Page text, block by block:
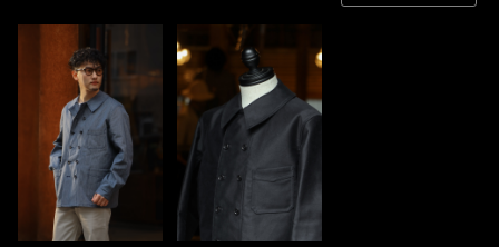
お買い物を続ける カートへ進む